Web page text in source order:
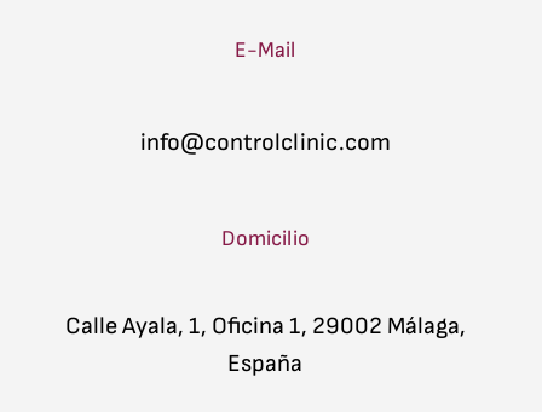
E-Mail
info@controlclinic.com
Domicilio
Calle Ayala, 1, Oficina 1, 29002 Málaga,
España